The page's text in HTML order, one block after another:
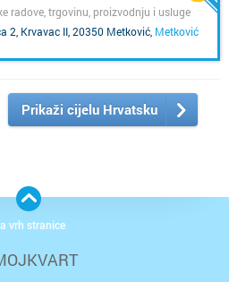
radove, trgovinu, proizvodnju i usluge
2, Krvavac II, 20350 Metković Metković
Prikaži cijelu Hrvatsku
vrh stranice